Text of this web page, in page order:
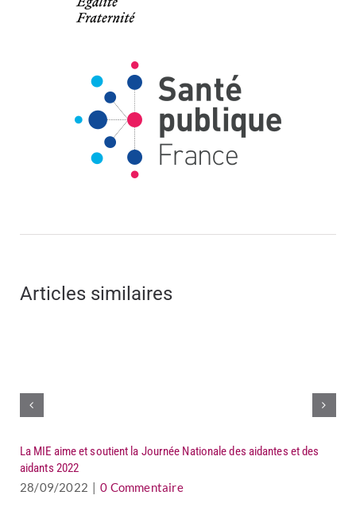
Articles similaires
La MIE aime et soutient la Journée Nationale des aidantes et des
aidants 2022
28/09/2022 | 0 Commentaire